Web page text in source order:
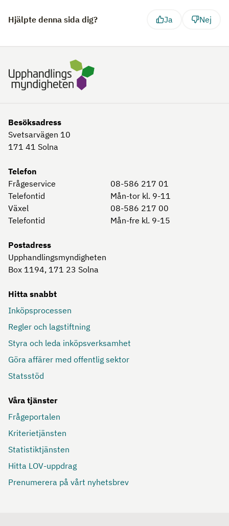
Hjälpte denna sida dig? Ja Nej
Besöksadress
Svetsarvägen 10
171 41 Solna
Telefon
Frågeservice
08-586 217 01
Telefontid
Mån-tor kl. 9-11
Växel
08-586 217 00
Telefontid
Mån-fre kl. 9-15
Postadress
Upphandlingsmyndigheten
Box 1194, 171 23 Solna
Hitta snabbt
Inköpsprocessen
Regler och lagstiftning
Styra och leda inköpsverksamhet
Göra affärer med offentlig sektor
Statsstöd
Våra tjänster
Frågeportalen
Kriterietjänsten
Statistiktjänsten
Hitta LOV-uppdrag
Prenumerera på vårt nyhetsbrev